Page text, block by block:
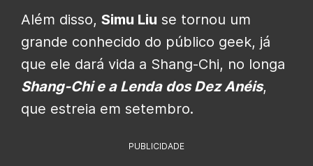
Além disso, Simu Liu se tornou um
grande conhecido do público geek, já
que ele dará vida a Shang-Chi, no longa
Shang-Chi e a Lenda dos Dez Anéis,
que estreia em setembro.
PUBLICIDADE